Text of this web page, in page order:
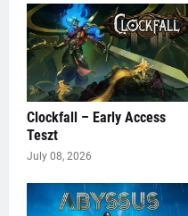
Clockfall – Early Access
Teszt
July 08, 2026